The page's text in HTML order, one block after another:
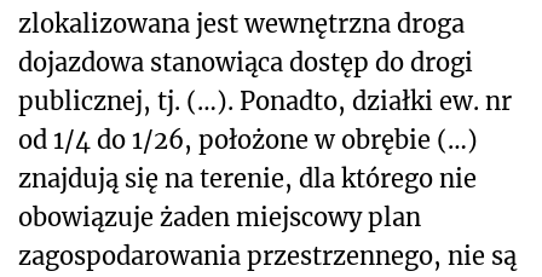
zlokalizowana jest wewnętrzna droga
dojazdowa stanowiąca dostęp do drogi
publicznej, tj. (…). Ponadto, działki ew. nr
od 1/4 do 1/26, położone w obrębie (…)
znajdują się na terenie, dla którego nie
obowiązuje żaden miejscowy plan
zagospodarowania przestrzennego, nie są